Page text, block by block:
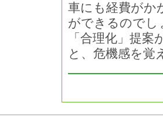
車にも経費がか
ができるのでし
「合理化」提
と、危機感を覚